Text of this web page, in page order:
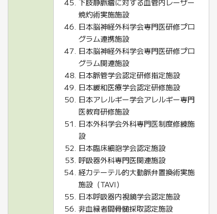
下肢静脈瘤に対する血管内レーザー
焼灼術実施施設
日本脳神経外科学会専門医研修プロ
グラム連携施設
日本脳神経外科学会専門医研修プロ
グラム関連施設
日本脈管学会認定研修指定施設
日本緩和医療学会認定研修施設
日本アレルギー学会アレルギー専門
医教育研修施設
日本外科学会外科専門医制度修練施
設
日本臨床細胞学会認定施設
呼吸器外科専門医関連施設
経カテーテル的大動脈弁置換術実施
施設（TAVI）
日本呼吸器内視鏡学会認定施設
非血縁者間骨髄採取認定施設